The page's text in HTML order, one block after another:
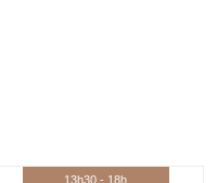
13h30 - 18h